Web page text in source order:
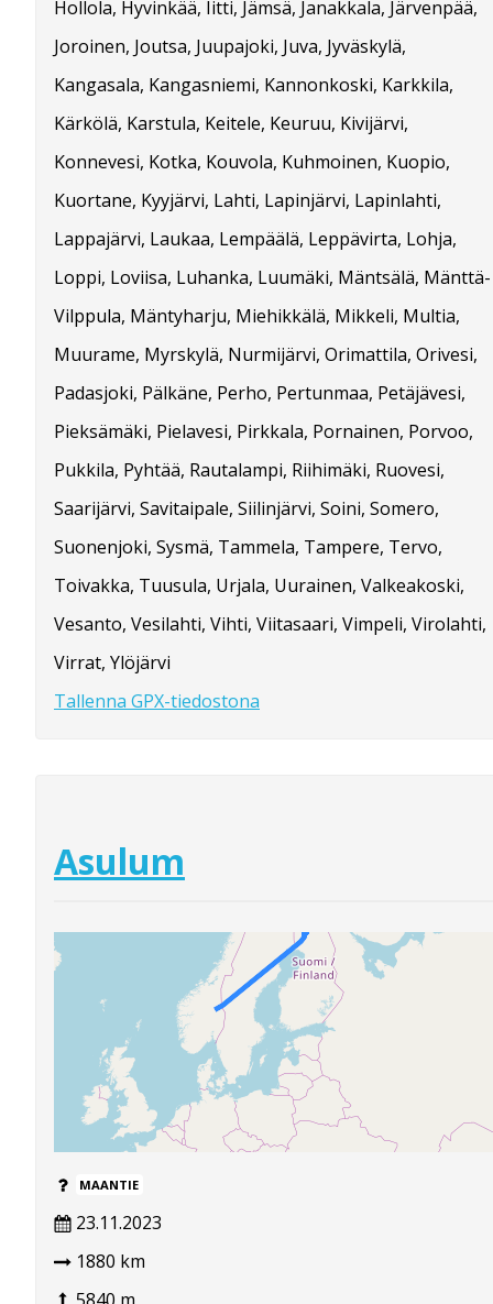
Hollola, Hyvinkää, Iitti, Jämsä, Janakkala, Järvenpää,
Joroinen, Joutsa, Juupajoki, Juva, Jyväskylä,
Kangasala, Kangasniemi, Kannonkoski, Karkkila,
Kärkölä, Karstula, Keitele, Keuruu, Kivijärvi,
Konnevesi, Kotka, Kouvola, Kuhmoinen, Kuopio,
Kuortane, Kyyjärvi, Lahti, Lapinjärvi, Lapinlahti,
Lappajärvi, Laukaa, Lempäälä, Leppävirta, Lohja,
Loppi, Loviisa, Luhanka, Luumäki, Mäntsälä, Mänttä-
Vilppula, Mäntyharju, Miehikkälä, Mikkeli, Multia,
Muurame, Myrskylä, Nurmijärvi, Orimattila, Orivesi,
Padasjoki, Pälkäne, Perho, Pertunmaa, Petäjävesi,
Pieksämäki, Pielavesi, Pirkkala, Pornainen, Porvoo,
Pukkila, Pyhtää, Rautalampi, Riihimäki, Ruovesi,
Saarijärvi, Savitaipale, Siilinjärvi, Soini, Somero,
Suonenjoki, Sysmä, Tammela, Tampere, Tervo,
Toivakka, Tuusula, Urjala, Uurainen, Valkeakoski,
Vesanto, Vesilahti, Vihti, Viitasaari, Vimpeli, Virolahti,
Virrat, Ylöjärvi
Tallenna GPX-tiedostona
Asulum
MAANTIE
23.11.2023
1880 km
5840 m